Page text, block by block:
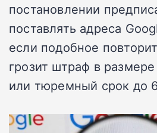
постановлении
поставлять адреса
если подобное
грозит штраф в
или тюремный срок до